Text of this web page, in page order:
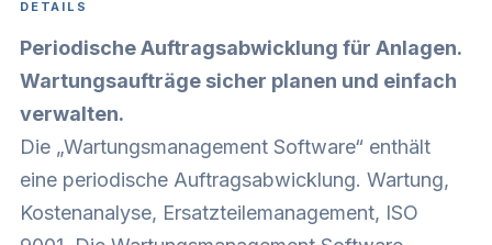
DETAILS
Periodische Auftragsabwicklung für Anlagen.
Wartungsaufträge sicher planen und einfach
verwalten.
Die „Wartungsmanagement Software“ enthält
eine periodische Auftragsabwicklung. Wartung,
Kostenanalyse, Ersatzteilemanagement, ISO